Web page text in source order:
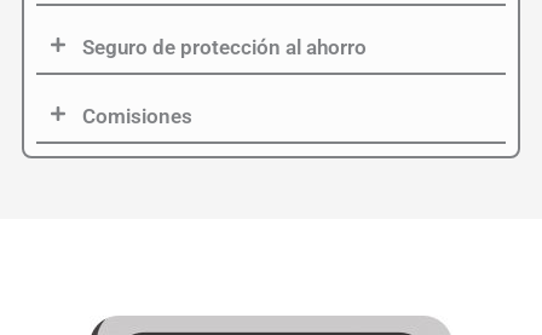
Seguro de protección al ahorro
Comisiones